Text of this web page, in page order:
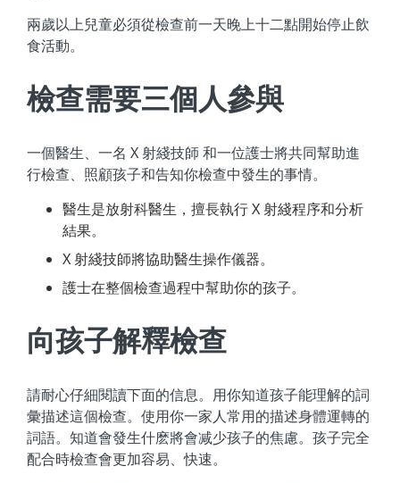
兩歲以上兒童必須從檢查前一天晚上十二點開始停止飲
食活動。
檢查需要三個人參與
一個醫生、一名 X 射綫技師 和一位護士將共同幫助進
行檢查、照顧孩子和告知你檢查中發生的事情。
醫生是放射科醫生，擅長執行 X 射綫程序和分析
結果。
X 射綫技師將協助醫生操作儀器。
護士在整個檢查過程中幫助你的孩子。
向孩子解釋檢查
請耐心仔細閱讀下面的信息。用你知道孩子能理解的詞
彙描述這個檢查。使用你一家人常用的描述身體運轉的
詞語。知道會發生什麽將會减少孩子的焦慮。孩子完全
配合時檢查會更加容易、快速。